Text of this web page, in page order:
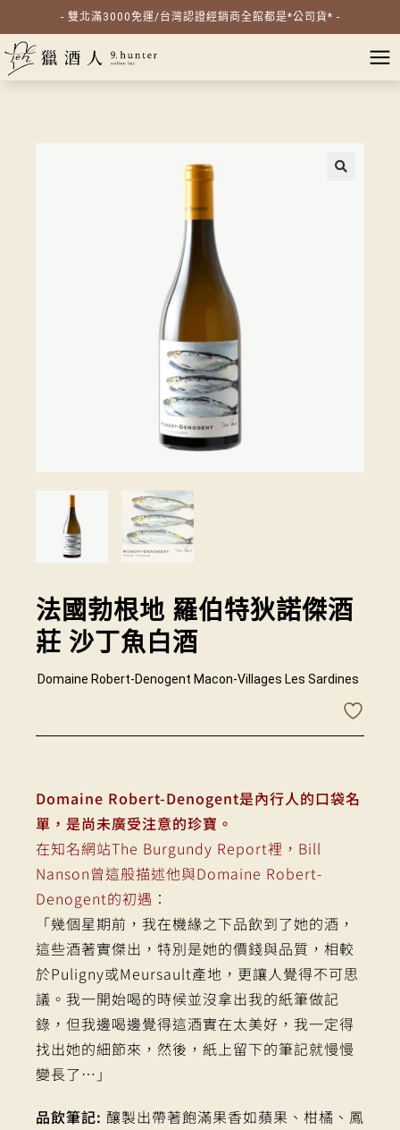
- 雙北滿3000免運/台灣認證經銷商全館都是*公司貨* -
法國勃根地 羅伯特狄諾傑酒
莊 沙丁魚白酒
Domaine Robert-Denogent Macon-Villages Les Sardines
Domaine Robert-Denogent是內行人的口袋名
單，是尚未廣受注意的珍寶。
在知名網站The Burgundy Report裡，Bill
Nanson曾這般描述他與Domaine Robert-
Denogent的初遇：
「幾個星期前，我在機緣之下品飲到了她的酒，
這些酒著實傑出，特別是她的價錢與品質，相較
於Puligny或Meursault產地，更讓人覺得不可思
議。我一開始喝的時候並沒拿出我的紙筆做記
錄，但我邊喝邊覺得這酒實在太美好，我一定得
找出她的細節來，然後，紙上留下的筆記就慢慢
變長了…」
品飲筆記: 釀製出帶著飽滿果香如蘋果、柑橘、鳳